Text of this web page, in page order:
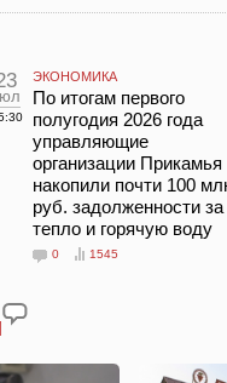
ЭКОНОМИКА
По итогам первого
полугодия 2026 года
управляющие
организации Прикамья
накопили почти 100
руб. задолженности за
тепло и горячую воду
0 1545